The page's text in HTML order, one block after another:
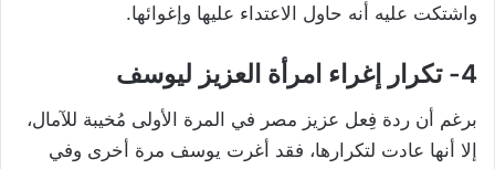
واشتكت عليه أنه حاول الاعتداء عليها وإغوائها.
4- تكرار إغراء امرأة العزيز ليوسف
برغم أن ردة فِعل عزيز مصر في المرة الأولى مُخيبة للآمال،
إلا أنها عادت لتكرارها، فقد أغرت يوسف مرة أخرى وفي